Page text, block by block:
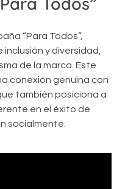
“Para Todos”,
y diversidad,
de la marca. Este
conexión genuina con
también posiciona a
en el éxito de
socialmente.